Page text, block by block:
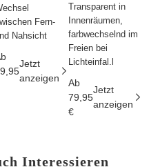
Fern-
Nahsicht
Jetzt
anzeigen
Transparent in
Innenräumen,
farbwechselnd im
Freien bei
Lichteinfal.l
Ab
79,95
€
Jetzt
anzeigen
Interessieren